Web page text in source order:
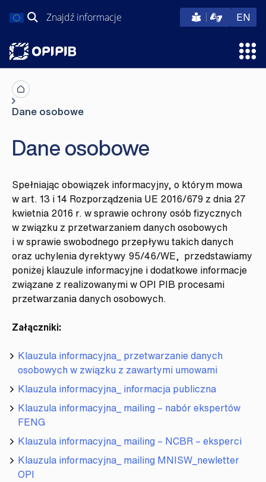
do
Szukaj: EN
Dane osobowe
Dane osobowe
Spełniając obowiązek informacyjny, o którym mowa
w art. 13 i 14 Rozporządzenia UE 2016/679 z dnia 27
kwietnia 2016 r. w sprawie ochrony osób fizycznych
w związku z przetwarzaniem danych osobowych
i w sprawie swobodnego przepływu takich danych
oraz uchylenia dyrektywy 95/46/WE, przedstawiamy
poniżej klauzule informacyjne i dodatkowe informacje
związane z realizowanymi w OPI PIB procesami
przetwarzania danych osobowych.
Załączniki:
Klauzula informacyjna_ przetwarzanie danych
osobowych w związku z zawartymi umowami
Klauzula informacyjna_ informacja publiczna
Klauzula informacyjna_ mailing – nabór ekspertów
FENG
Klauzula informacyjna_ mailing – NCBR – eksperci
Klauzula informacyjna_ mailing MNISW_newletter
OPI